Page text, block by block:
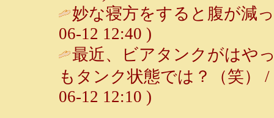
妙な寝方をすると腹が減
06-12 12:40 )
最近、ビアタンクがはや
もタンク状態では？（笑）
06-12 12:10 )